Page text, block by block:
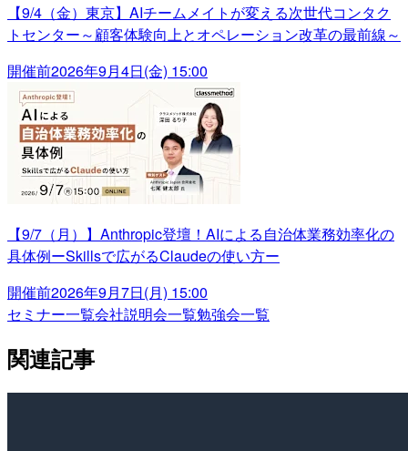
【9/4（金）東京】AIチームメイトが変える次世代コンタク
トセンター～顧客体験向上とオペレーション改革の最前線～
開催前2026年9月4日(金) 15:00
【9/7（月）】Anthropic登壇！AIによる自治体業務効率化の
具体例ーSkillsで広がるClaudeの使い方ー
開催前2026年9月7日(月) 15:00
セミナー一覧会社説明会一覧勉強会一覧
関連記事